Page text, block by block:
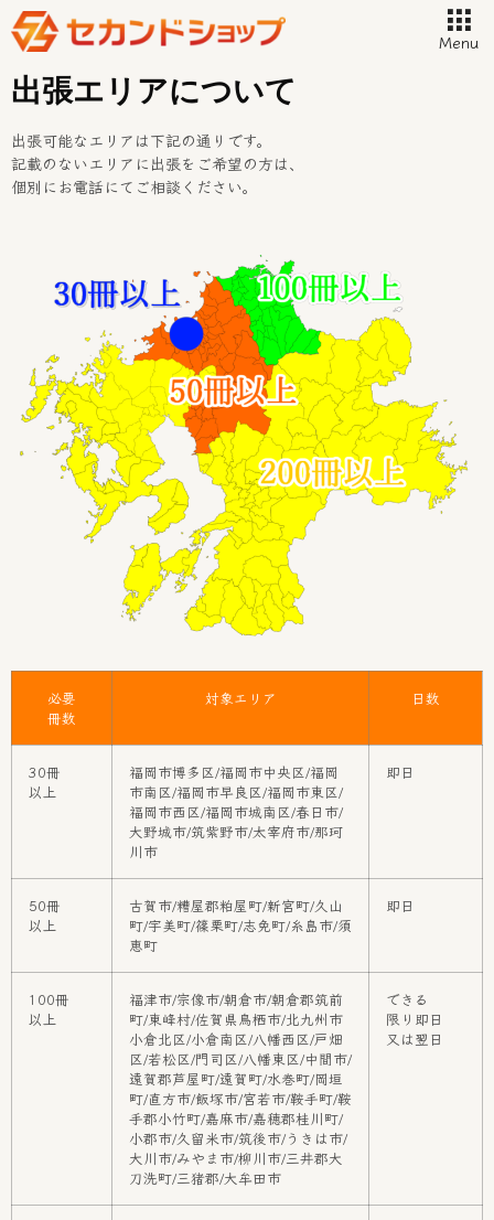
Menu
出張エリアについて
出張可能なエリアは下記の通りです。
記載のないエリアに出張をご希望の方は、
個別にお電話にてご相談ください。
必要
冊数
対象エリア 日数
30冊
以上
福岡市博多区/福岡市中央区/福岡
市南区/福岡市早良区/福岡市東区/
福岡市西区/福岡市城南区/春日市/
大野城市/筑紫野市/太宰府市/那珂
川市
即日
50冊
以上
古賀市/糟屋郡粕屋町/新宮町/久山
町/宇美町/篠栗町/志免町/糸島市/須
恵町
即日
100冊
以上
福津市/宗像市/朝倉市/朝倉郡筑前
町/東峰村/佐賀県鳥栖市/北九州市
小倉北区/小倉南区/八幡西区/戸畑
区/若松区/門司区/八幡東区/中間市/
遠賀郡芦屋町/遠賀町/水巻町/岡垣
町/直方市/飯塚市/宮若市/鞍手町/鞍
手郡小竹町/嘉麻市/嘉穂郡桂川町/
小郡市/久留米市/筑後市/うきは市/
大川市/みやま市/柳川市/三井郡大
刀洗町/三猪郡/大牟田市
できる
限り即日
又は翌日